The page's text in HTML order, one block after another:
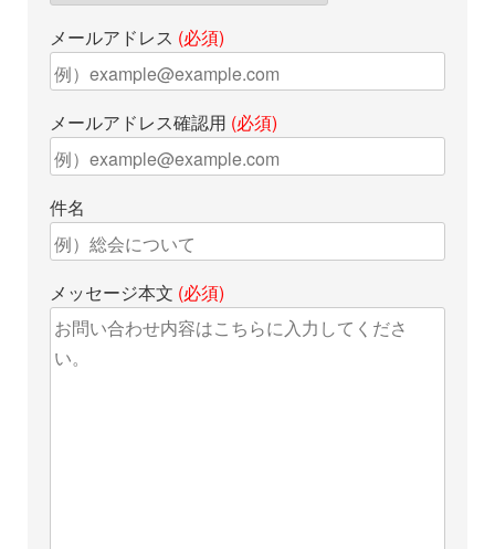
メールアドレス (必須)
メールアドレス確認用 (必須)
件名
メッセージ本文 (必須)